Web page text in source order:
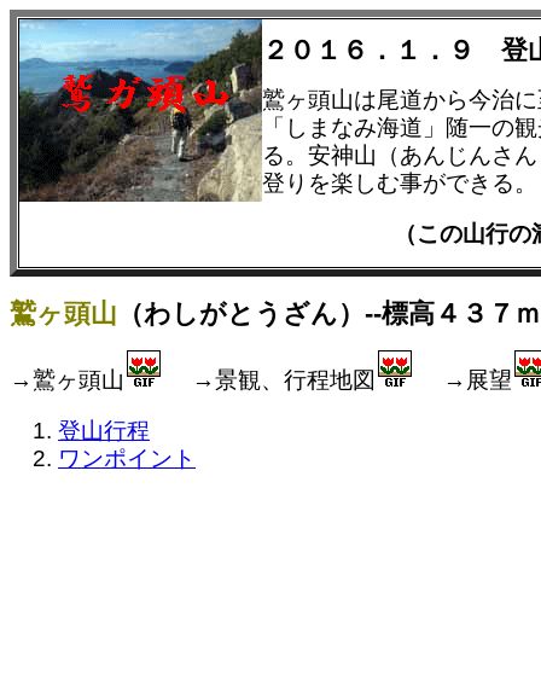
２０１６．１．９ 登
鷲ヶ頭山は尾道から今治
「しまなみ海道」随一の
る。安神山（あんじんさ
登りを楽しむ事ができる。
（この山行
鷲ヶ頭山 （わしがとうざん）--標高４３７
→鷲ヶ頭山 →景観、行程地図 →展望
登山行程
ワンポイント